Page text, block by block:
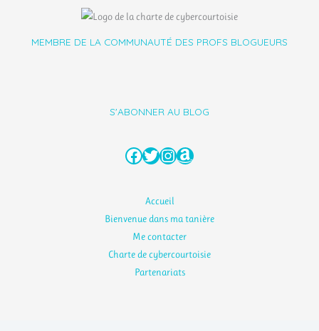
MEMBRE DE LA COMMUNAUTÉ DES PROFS BLOGUEURS
S'ABONNER AU BLOG
Facebook
Twitter
Instagram
Amazon
Accueil
Bienvenue dans ma tanière
Me contacter
Charte de cybercourtoisie
Partenariats